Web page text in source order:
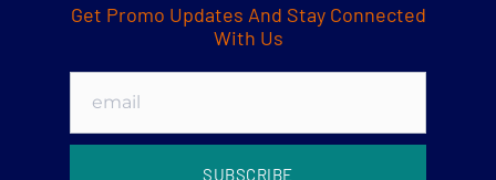
Get Promo Updates And Stay Connected
With Us
SUBSCRIBE